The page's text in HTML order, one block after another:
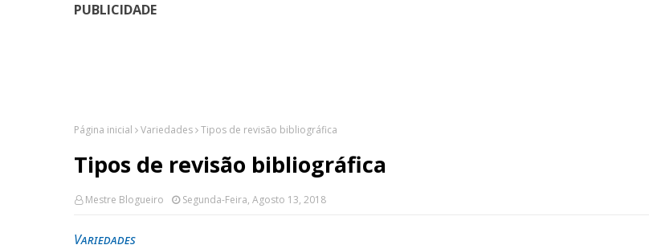
PUBLICIDADE
Página inicial Variedades Tipos de revisão bibliográfica
Tipos de revisão bibliográfica
Mestre Blogueiro Segunda-Feira, Agosto 13, 2018
Variedades